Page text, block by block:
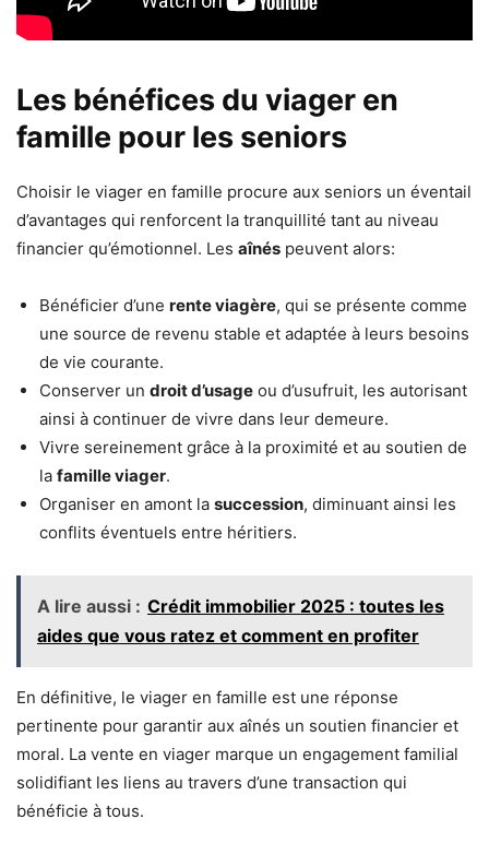
Les bénéfices du viager en
famille pour les seniors
Choisir le viager en famille procure aux seniors un éventail
d’avantages qui renforcent la tranquillité tant au niveau
financier qu’émotionnel. Les aînés peuvent alors:
Bénéficier d’une rente viagère, qui se présente comme
une source de revenu stable et adaptée à leurs besoins
de vie courante.
Conserver un droit d’usage ou d’usufruit, les autorisant
ainsi à continuer de vivre dans leur demeure.
Vivre sereinement grâce à la proximité et au soutien de
la famille viager.
Organiser en amont la succession, diminuant ainsi les
conflits éventuels entre héritiers.
A lire aussi : Crédit immobilier 2025 : toutes les
aides que vous ratez et comment en profiter
En définitive, le viager en famille est une réponse
pertinente pour garantir aux aînés un soutien financier et
moral. La vente en viager marque un engagement familial
solidifiant les liens au travers d’une transaction qui
bénéficie à tous.